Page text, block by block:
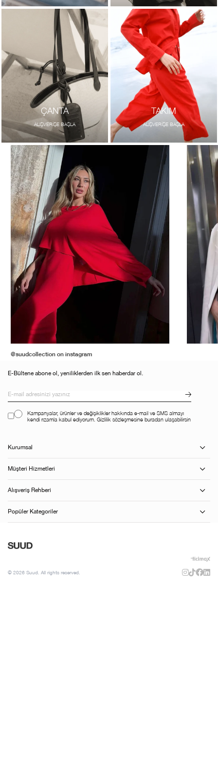
ÇANTA
ALIŞVERİŞE BAŞLA
TAKIM
ALIŞVERİŞE BAŞLA
@suudcollection on instagram
E-Bültene abone ol, yeniliklerden ilk sen haberdar ol.
Kampanyalar, ürünler ve değişiklikler hakkında e-mail ve SMS almayı
kendi rızamla kabul ediyorum. Gizlilik sözleşmesine buradan ulaşabilirsin
Kurumsal
Müşteri Hizmetleri
Alışveriş Rehberi
Popüler Kategoriler
© 2026 Suud. All rights reserved.